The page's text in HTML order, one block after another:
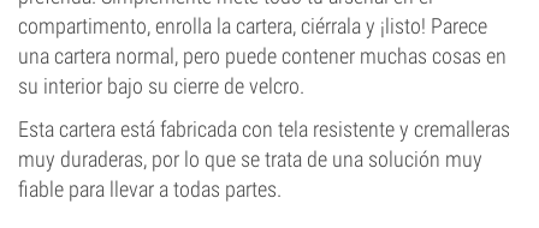
compartimento, enrolla la cartera, ciérrala y ¡listo! Parece
una cartera normal, pero puede contener muchas cosas en
su interior bajo su cierre de velcro.
Esta cartera está fabricada con tela resistente y cremalleras
muy duraderas, por lo que se trata de una solución muy
fiable para llevar a todas partes.